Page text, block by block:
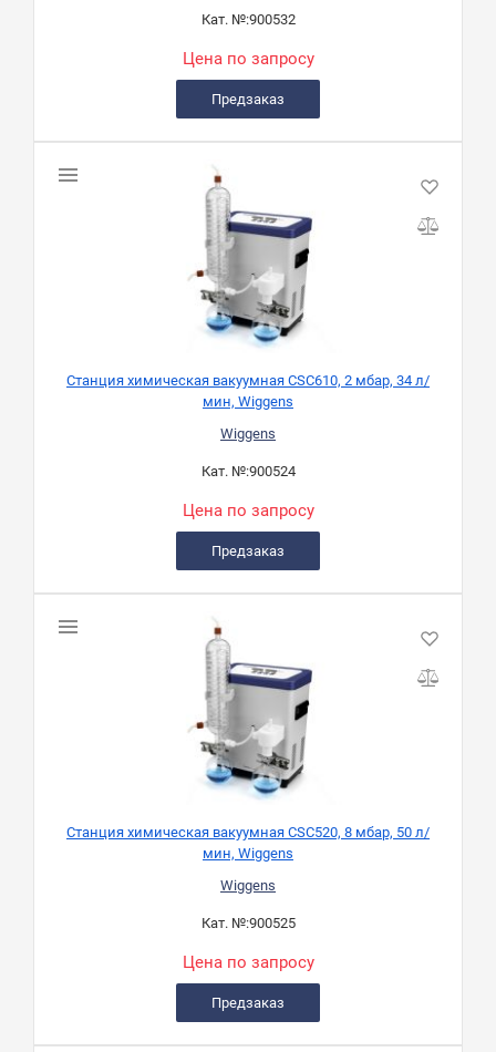
Кат. №:900532
Цена по запросу
Предзаказ
Станция химическая вакуумная CSC610, 2 мбар, 34 л/
мин, Wiggens
Wiggens
Кат. №:900524
Цена по запросу
Предзаказ
Станция химическая вакуумная CSC520, 8 мбар, 50 л/
мин, Wiggens
Wiggens
Кат. №:900525
Цена по запросу
Предзаказ